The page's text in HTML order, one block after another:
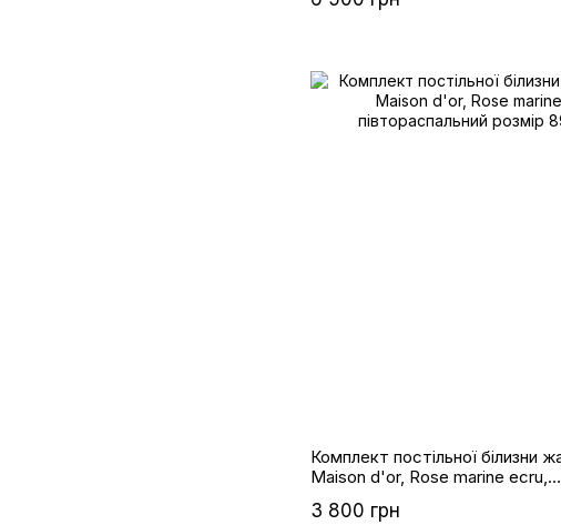
Комплект постільної білизни
Maison d'or, Rose marine ecru,
3 800 грн